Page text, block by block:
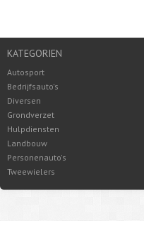
KATEGORIEN
Autosport
Bedrijfsauto's
Diversen
Grondverzet
Hulpdiensten
Landbouw
Personenauto's
Tweewielers